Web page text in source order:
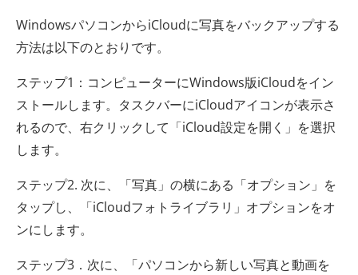
WindowsパソコンからiCloudに写真をバックアップする
方法は以下のとおりです。
ステップ1：コンピューターにWindows版iCloudをイン
ストールします。タスクバーにiCloudアイコンが表示さ
れるので、右クリックして「iCloud設定を開く」を選択
します。
ステップ2. 次に、「写真」の横にある「オプション」を
タップし、「iCloudフォトライブラリ」オプションをオ
ンにします。
ステップ3．次に、「パソコンから新しい写真と動画を